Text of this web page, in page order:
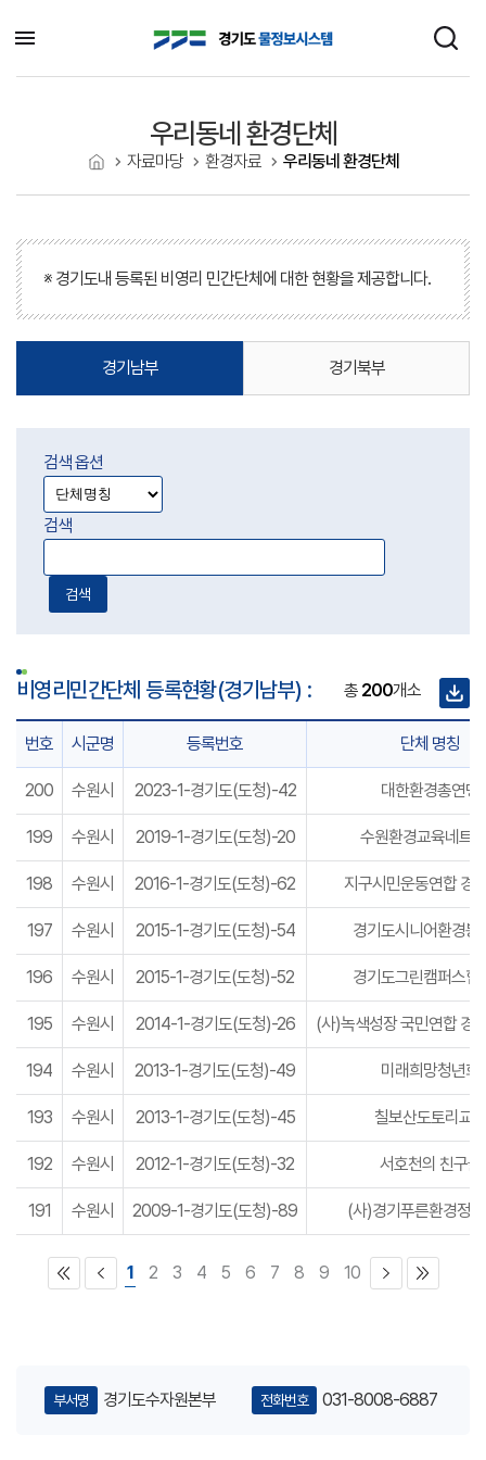
우리동네 환경단체
홈으로자료마당 환경자료 우리동네 환경단체
※ 경기도내 등록된 비영리 민간단체에 대한 현황을 제공합니다.
경기남부 경기북부
검색 옵션
검색
검색
비영리민간단체 등록현황(경기남부) : 총 200개소
번호 시군명 등록번호 단체 명칭
200 수원시 2023-1-경기도(도청)-42 대한환경총연맹
199 수원시 2019-1-경기도(도청)-20 수원환경교육네트
198 수원시 2016-1-경기도(도청)-62 지구시민운동연합 경
197 수원시 2015-1-경기도(도청)-54 경기도시니어환경봉
196 수원시 2015-1-경기도(도청)-52 경기도그린캠퍼스협
195 수원시 2014-1-경기도(도청)-26 (사)녹색성장 국민연합 경
194 수원시 2013-1-경기도(도청)-49 미래희망청년회
193 수원시 2013-1-경기도(도청)-45 칠보산도토리교실
192 수원시 2012-1-경기도(도청)-32 서호천의 친구들
191 수원시 2009-1-경기도(도청)-89 (사)경기푸른환경정
1 2 3 4 5 6 7 8 9 10
부서명 경기도수자원본부 전화번호 031-8008-6887
경기도보건환경연구원
경기연구원
경기관광공사
경기도물산업지원센터
특별대책지역수질보전협의회
환경부
국토교통부
기상청
국립환경과학원
한국수자원공사
한국환경공단
한국수력원자력
물정보포털(MyWater)
팔당수계물정보시스템